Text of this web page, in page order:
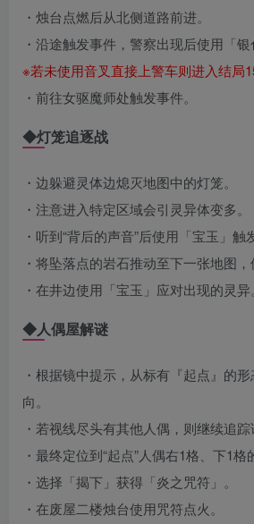
・烛台点燃后从北侧道路前进。
・沿途触发事件，警察出现后使用「银
※若未使用音叉直接上警车则进入结局15
・前往女驱魔师处触发事件。
◆灯笼追逐战
・边躲避灵体边熄灭地图中的灯笼。
・注意进入特定区域会引灵异体变多。
・听到“背后的声音”后使用「宝玉」触
・将坠落点的岩石推动至下一张地图，
・在井边使用「宝玉」应对出现的灵异。
◆人偶屋解谜
・根据镜中提示，从标有『起点』的
向。
・若视线尽头有其他人偶，则继续追踪
・最终定位到“起点”人偶右1格、下1格
・选择「揭下」获得「炎之咒符」。
・在废屋二楼烛台使用咒符点火。